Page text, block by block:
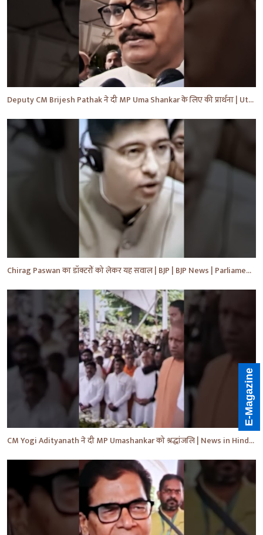
Deputy CM Brijesh Pathak ने दी MP Uma Shankar के लिए की प्रार्थना | Uttar Pradesh News #shorts #yt
Chirag Paswan का डॉक्टरों को लेकर यह सवाल | BJP | BJP News | Parliament | #shorts #ytnewshorts #yt
CM Yogi Adityanath ने दी MP Umashankar को श्रद्धांजलि | News in Hindi | News Today | #shorts #yt
E-Magazine